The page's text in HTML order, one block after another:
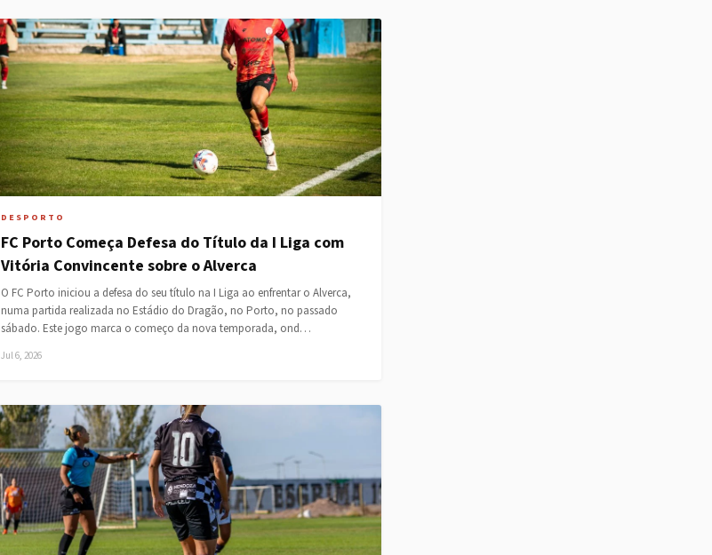
DESPORTO
FC Porto Começa Defesa do Título da I Liga com
Vitória Convincente sobre o Alverca
O FC Porto iniciou a defesa do seu título na I Liga ao enfrentar o Alverca,
numa partida realizada no Estádio do Dragão, no Porto, no passado
sábado. Este jogo marca o começo da nova temporada, ond…
Jul 6, 2026